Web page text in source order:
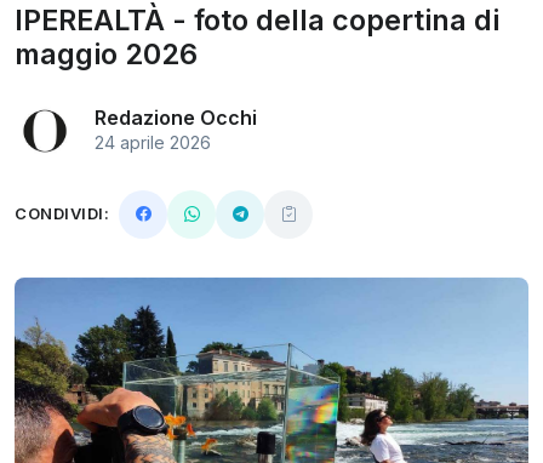
IPEREALTÀ - foto della copertina di
maggio 2026
Redazione Occhi
24 aprile 2026
CONDIVIDI: